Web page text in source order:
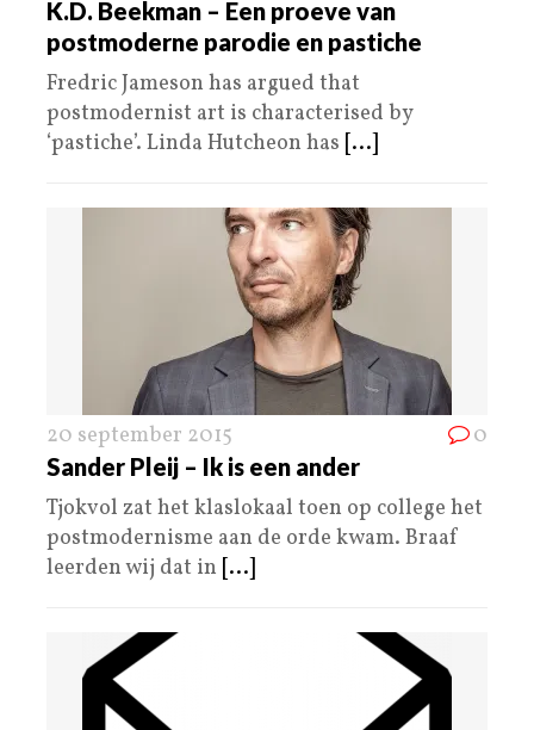
K.D. Beekman – Een proeve van
postmoderne parodie en pastiche
Fredric Jameson has argued that
postmodernist art is characterised by
‘pastiche’. Linda Hutcheon has [...]
20 september 2015 0
Sander Pleij – Ik is een ander
Tjokvol zat het klaslokaal toen op college het
postmodernisme aan de orde kwam. Braaf
leerden wij dat in [...]